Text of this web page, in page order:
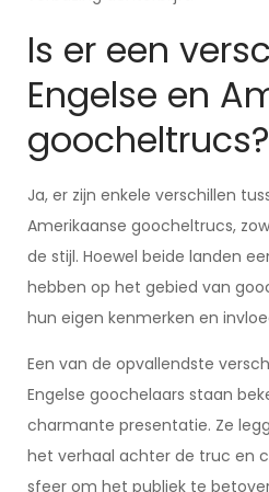
Is er een
Engelse en
goocheltrucs?
Ja, er zijn enkele verschillen
Amerikaanse goocheltrucs,
de stijl. Hoewel beide landen
hebben op het gebied van
hun eigen kenmerken en
Een van de opvallendste
Engelse goochelaars staan
charmante presentatie. Ze
het verhaal achter de truc en
sfeer om het publiek te